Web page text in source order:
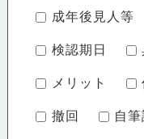
成年後見人等
検認期日
メリット
撤回 自